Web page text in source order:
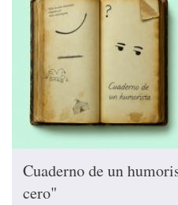
Cuaderno de un
cero"